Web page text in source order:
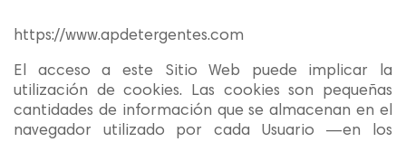
https://www.apdetergentes.com
El acceso a este Sitio Web puede implicar la
utilización de cookies. Las cookies son pequeñas
cantidades de información que se almacenan en el
navegador utilizado por cada Usuario —en los